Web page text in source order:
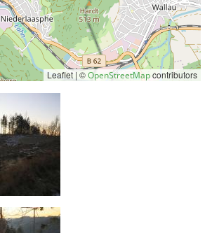
Leaflet | ©OpenStreetMapcontributors